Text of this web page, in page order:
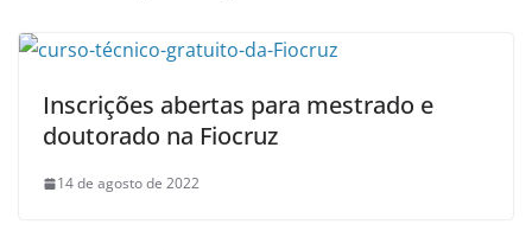
Inscrições abertas para mestrado e
doutorado na Fiocruz
14 de agosto de 2022